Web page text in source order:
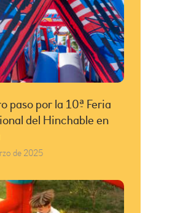
paso por la 10ª Feria
del Hinchable en
de 2025